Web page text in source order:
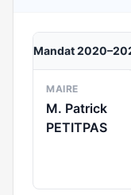
Mandat
MAIRE
M. Patrick
PETITPAS